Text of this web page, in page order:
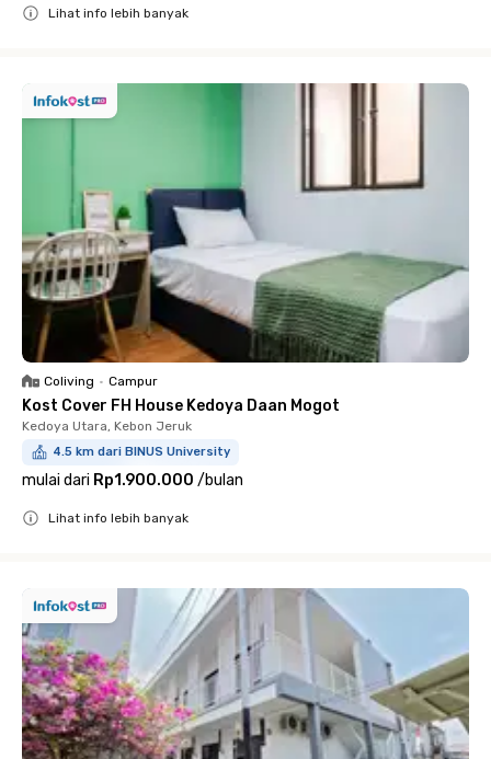
Lihat info lebih banyak
Coliving • Campur
Kost Cover FH House Kedoya Daan Mogot
Kedoya Utara, Kebon Jeruk
4.5 km dari BINUS University
mulai dari Rp1.900.000 /bulan
Lihat info lebih banyak